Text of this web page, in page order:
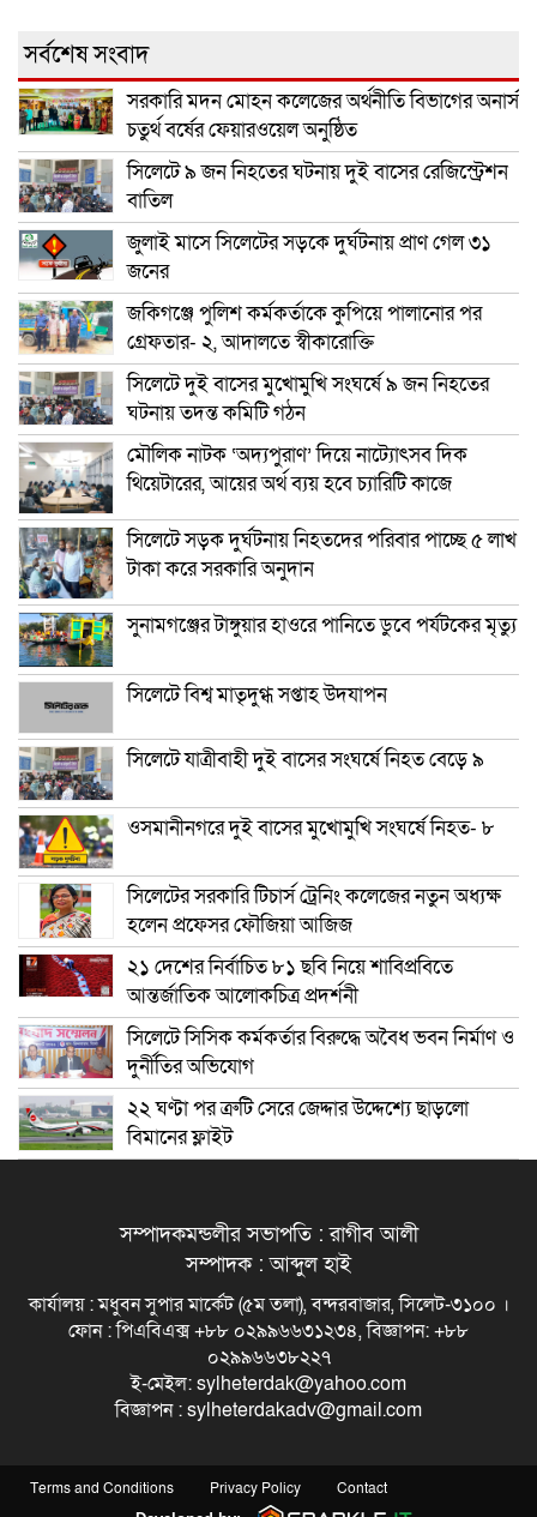
সর্বশেষ সংবাদ
সরকারি মদন মোহন কলেজের অর্থনীতি বিভাগের অনার্স
চতুর্থ বর্ষের ফেয়ারওয়েল অনুষ্ঠিত
সিলেটে ৯ জন নিহতের ঘটনায় দুই বাসের রেজিস্ট্রেশন
বাতিল
জুলাই মাসে সিলেটের সড়কে দুর্ঘটনায় প্রাণ গেল ৩১
জনের
জকিগঞ্জে পুলিশ কর্মকর্তাকে কুপিয়ে পালানোর পর
গ্রেফতার- ২, আদালতে স্বীকারোক্তি
সিলেটে দুই বাসের মুখোমুখি সংঘর্ষে ৯ জন নিহতের
ঘটনায় তদন্ত কমিটি গঠন
মৌলিক নাটক ‘অদ্যপুরাণ’ দিয়ে নাট্যোৎসব দিক
থিয়েটারের, আয়ের অর্থ ব্যয় হবে চ্যারিটি কাজে
সিলেটে সড়ক দুর্ঘটনায় নিহতদের পরিবার পাচ্ছে ৫ লাখ
টাকা করে সরকারি অনুদান
সুনামগঞ্জের টাঙ্গুয়ার হাওরে পানিতে ডুবে পর্যটকের মৃত্যু
সিলেটে বিশ্ব মাতৃদুগ্ধ সপ্তাহ উদযাপন
সিলেটে যাত্রীবাহী দুই বাসের সংঘর্ষে নিহত বেড়ে ৯
ওসমানীনগরে দুই বাসের মুখোমুখি সংঘর্ষে নিহত- ৮
সিলেটের সরকারি টিচার্স ট্রেনিং কলেজের নতুন অধ্যক্ষ
হলেন প্রফেসর ফৌজিয়া আজিজ
২১ দেশের নির্বাচিত ৮১ ছবি নিয়ে শাবিপ্রবিতে
আন্তর্জাতিক আলোকচিত্র প্রদর্শনী
সিলেটে সিসিক কর্মকর্তার বিরুদ্ধে অবৈধ ভবন নির্মাণ ও
দুর্নীতির অভিযোগ
২২ ঘণ্টা পর ত্রুটি সেরে জেদ্দার উদ্দেশ্যে ছাড়লো
বিমানের ফ্লাইট
সম্পাদকমন্ডলীর সভাপতি : রাগীব আলী
সম্পাদক : আব্দুল হাই
কার্যালয় : মধুবন সুপার মার্কেট (৫ম তলা), বন্দরবাজার, সিলেট-৩১০০ ।
ফোন : পিএবিএক্স +৮৮ ০২৯৯৬৬৩১২৩৪, বিজ্ঞাপন: +৮৮
০২৯৯৬৬৩৮২২৭
ই-মেইল: sylheterdak@yahoo.com
বিজ্ঞাপন : sylheterdakadv@gmail.com
Terms and Conditions Privacy Policy Contact